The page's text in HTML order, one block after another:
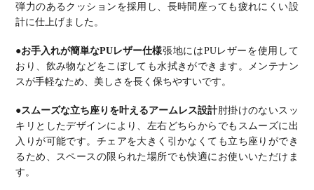
弾力のあるクッションを採用し、長時間座っても疲れにくい設
計に仕上げました。
●お手入れが簡単なPUレザー仕様張地にはPUレザーを使用して
おり、飲み物などをこぼしても水拭きができます。
メンテナン
スが手軽なため、美しさを長く保ちやすいです。
●スムーズな立ち座りを叶えるアームレス設計肘掛けのないスッ
キリとしたデザインにより、左右どちらからでもスムーズに出
入りが可能です。 チェアを大きく引かなくても立ち座りができ
るため、スペースの限られた場所でも快適にお使いいただけま
す。